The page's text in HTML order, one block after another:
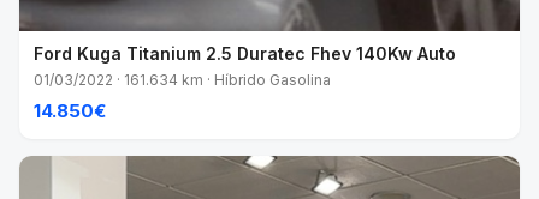
Ford Kuga Titanium 2.5 Duratec Fhev 140Kw Auto
01/03/2022 · 161.634 km · Híbrido Gasolina
14.850€